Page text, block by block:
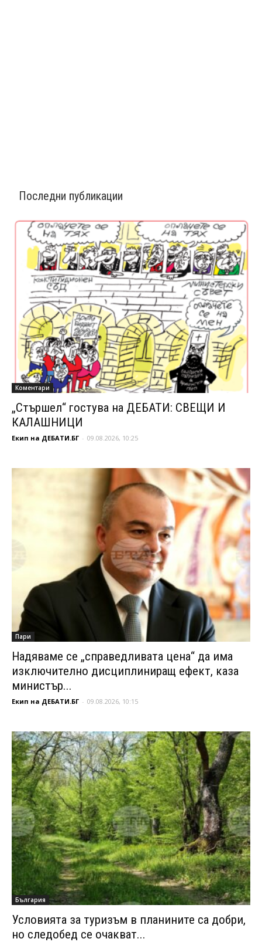
Последни публикации
Коментари
„Стършел“ гостува на ДЕБАТИ: СВЕЩИ И
КАЛАШНИЦИ
Екип на ДЕБАТИ.БГ - 09.08.2026, 10:25
Пари
Надяваме се „справедливата цена“ да има
изключително дисциплиниращ ефект, каза
министър...
Екип на ДЕБАТИ.БГ - 09.08.2026, 10:15
България
Условията за туризъм в планините са добри,
но следобед се очакват...